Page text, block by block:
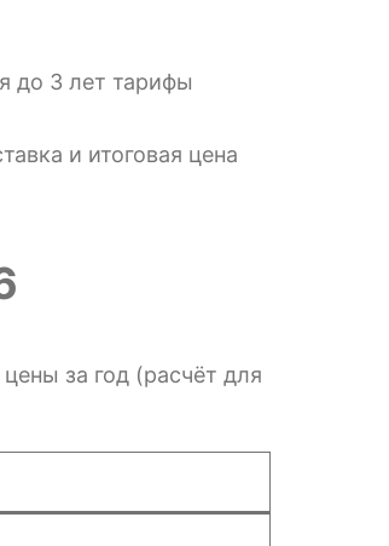
до 3 лет тарифы
и итоговая цена
за год (расчёт для